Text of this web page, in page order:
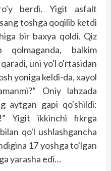
berdi. Yigit asfalt
toshga qoqilib ketdi
bir baxya qoldi. Qiz
qolmaganda, balkim
uni yo'l o'rtasidan
yoniga keldi-da, xayol
Oniy lahzada
aytgan gapi qo'shildi:
Yigit ikkinchi fikrga
qo'l ushlashgancha
17 yoshga to'lgan
yarasha edi…